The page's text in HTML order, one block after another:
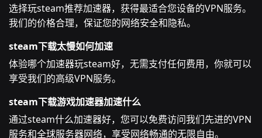
选择玩steam推荐加速器，获得最适合您设备的VPN服务。
我们的价格合理，保证您的网络安全和隐私。
steam下载太慢如何加速
体验哪个加速器玩steam好，无需支付任何费用，你就可以
享受我们的高级VPN服务。
steam下载游戏加速器加速什么
通过steam什么加速器好，您可以免费访问我们先进的VPN
服务和全球服务器网络，享受网络畅通的无限自由。